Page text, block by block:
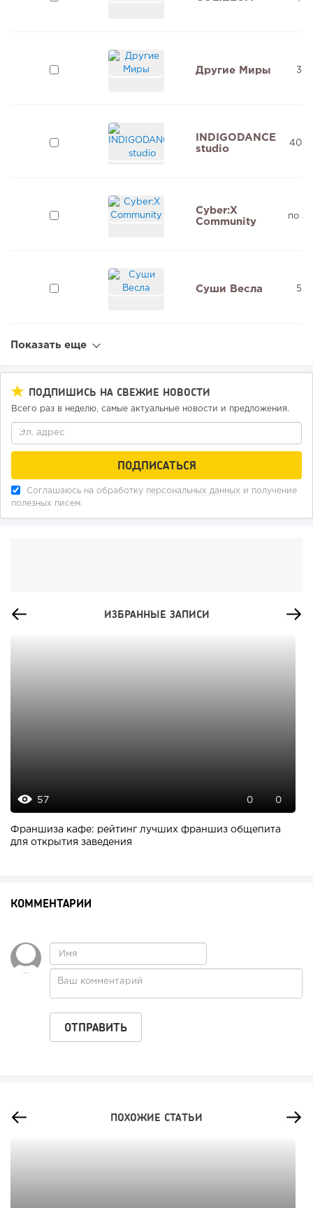
Другие Миры 3
INDIGODANCE
studio
400
Cyber:X
Community
по
Суши Весла 5
Показать еще
ПОДПИШИСЬ НА СВЕЖИЕ НОВОСТИ
Всего раз в неделю, самые актуальные новости и предложения.
Соглашаюсь на обработку персональных данных и получение
полезных писем.
ИЗБРАННЫЕ ЗАПИСИ
57 0 0
Франшиза кафе: рейтинг лучших франшиз общепита
для открытия заведения
КОММЕНТАРИИ
ПОХОЖИЕ СТАТЬИ